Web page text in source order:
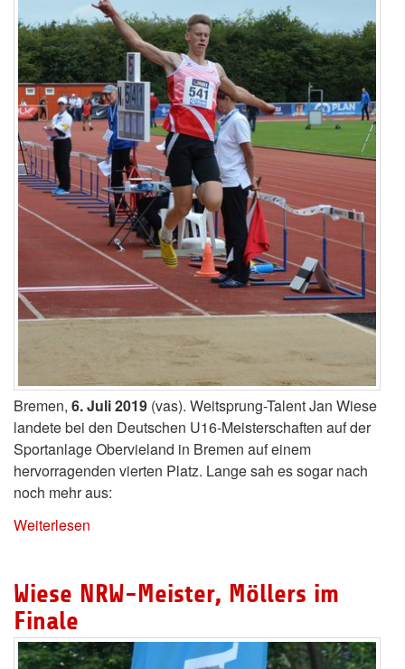
Bremen, 6. Juli 2019 (vas). Weitsprung-Talent Jan Wiese
landete bei den Deutschen U16-Meisterschaften auf der
Sportanlage Obervieland in Bremen auf einem
hervorragenden vierten Platz. Lange sah es sogar nach
noch mehr aus:
Weiterlesen
Wiese NRW-Meister, Möllers im
Finale